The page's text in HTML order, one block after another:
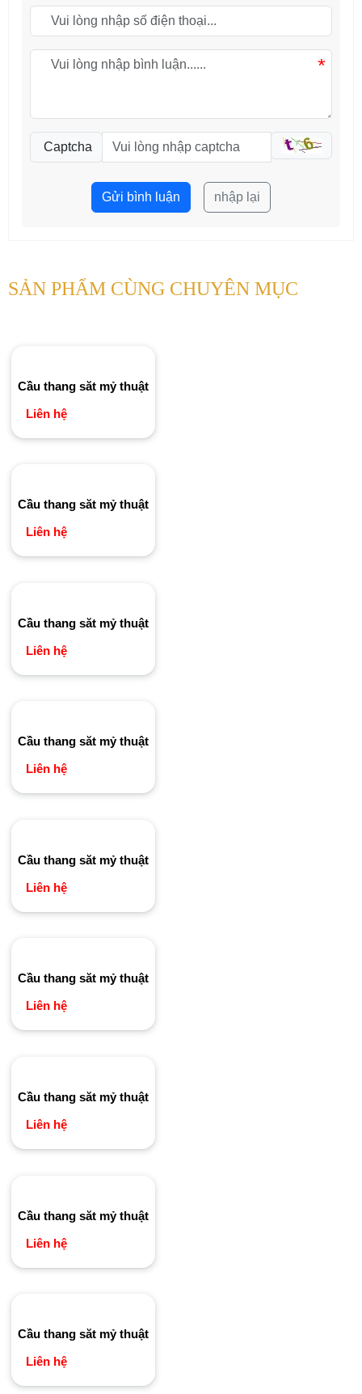
*
Captcha
Gửi bình luận nhập lại
SẢN PHẨM CÙNG CHUYÊN MỤC
Cầu thang săt mỷ thuật
Liên hệ
Cầu thang săt mỷ thuật
Liên hệ
Cầu thang săt mỷ thuật
Liên hệ
Cầu thang săt mỷ thuật
Liên hệ
Cầu thang săt mỷ thuật
Liên hệ
Cầu thang săt mỷ thuật
Liên hệ
Cầu thang săt mỷ thuật
Liên hệ
Cầu thang săt mỷ thuật
Liên hệ
Cầu thang săt mỷ thuật
Liên hệ